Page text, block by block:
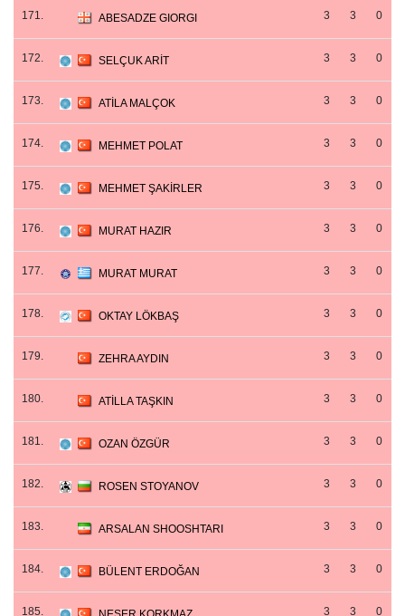
171. ABESADZE GIORGI 3 3 0
172. SELÇUK ARİT 3 3 0
173. ATİLA MALÇOK 3 3 0
174. MEHMET POLAT 3 3 0
175. MEHMET ŞAKİRLER 3 3 0
176. MURAT HAZIR 3 3 0
177. MURAT MURAT 3 3 0
178. OKTAY LÖKBAŞ 3 3 0
179. ZEHRA AYDIN 3 3 0
180. ATİLLA TAŞKIN 3 3 0
181. OZAN ÖZGÜR 3 3 0
182. ROSEN STOYANOV 3 3 0
183. ARSALAN SHOOSHTARI 3 3 0
184. BÜLENT ERDOĞAN 3 3 0
185. 3 3 0